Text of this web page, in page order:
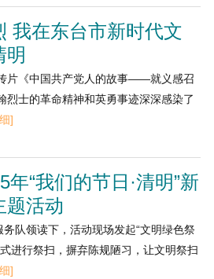
我在东台市新时代文
明
片《中国共产党人的故事——就义感召
烈士的革命精神和英勇事迹深深感染了
]
“我们的节日·清明”新
题活动
务队领读下，活动现场发起“文明绿色祭
进行祭扫，摒弃陈规陋习，让文明祭扫
]